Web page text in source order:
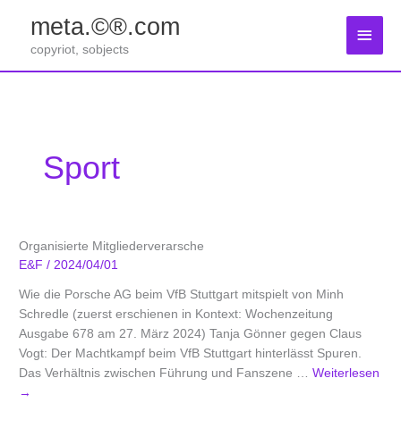
springen
meta.©®.com
copyriot, sobjects
Sport
Organisierte Mitgliederverarsche
E&F/ 2024/04/01
Wie die Porsche AG beim VfB Stuttgart mitspielt von Minh
Schredle (zuerst erschienen in Kontext: Wochenzeitung
Ausgabe 678 am 27. März 2024) Tanja Gönner gegen Claus
Vogt: Der Machtkampf beim VfB Stuttgart hinterlässt Spuren.
Das Verhältnis zwischen Führung und Fanszene …Weiterlesen
→